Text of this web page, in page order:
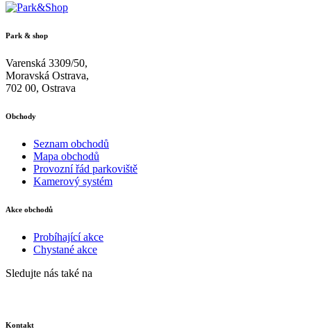
Park & shop
Varenská 3309/50,
Moravská Ostrava,
702 00, Ostrava
Obchody
Seznam obchodů
Mapa obchodů
Provozní řád parkoviště
Kamerový systém
Akce obchodů
Probíhající akce
Chystané akce
Sledujte nás také na
Kontakt